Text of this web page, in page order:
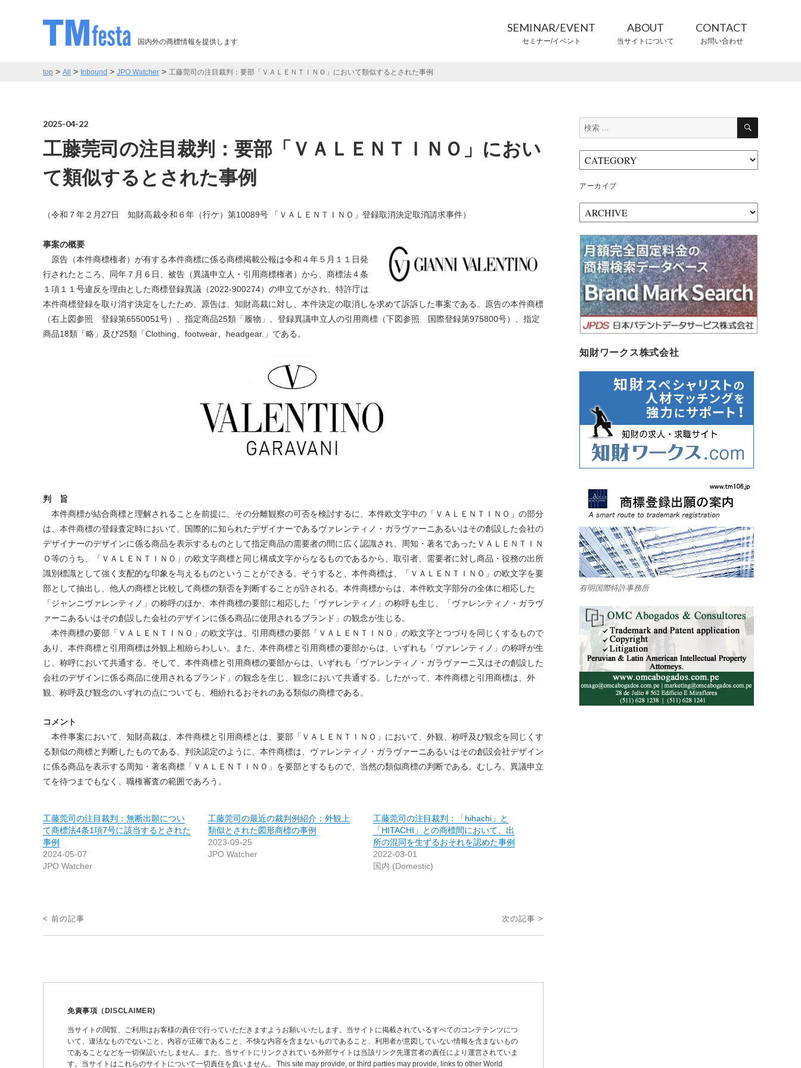
国内外の商標情報を提供します
SEMINAR/EVENT
セミナー/イベント
ABOUT
当サイトについて
CONTACT
お問い合わせ
top > All > Inbound > JPO Watcher > 工藤莞司の注目裁判：要部「ＶＡＬＥＮＴＩＮＯ」において類似するとされた事例
2025-04-22
工藤莞司の注目裁判：要部「ＶＡＬＥＮＴＩＮＯ」におい
て類似するとされた事例
（令和７年２月27日 知財高裁令和６年（行ケ）第10089号 「ＶＡＬＥＮＴＩＮＯ」登録取消決定取消請求事件）
事案の概要
原告（本件商標権者）が有する本件商標に係る商標掲載公報は令和４年５月１１日発
行されたところ、同年７月６日、被告（異議申立人・引用商標権者）から、商標法４条
１項１１号違反を理由とした商標登録異議（2022-900274）の申立てがされ、特許庁は
本件商標登録を取り消す決定をしたため、原告は、知財高裁に対し、本件決定の取消しを求めて訴訴した事案である。原告の本件商標
（右上図参照 登録第6550051号）、指定商品25類「履物」、登録異議申立人の引用商標（下図参照 国際登録第975800号）、指定
商品18類「略」及び25類「Clothing、footwear、headgear.」である。
判 旨
本件商標が結合商標と理解されることを前提に、その分離観察の可否を検討するに、本件欧文字中の「ＶＡＬＥＮＴＩＮＯ」の部分
は、本件商標の登録査定時において、国際的に知られたデザイナーであるヴァレンティノ・ガラヴァーニあるいはその創設した会社の
デザイナーのデザインに係る商品を表示するものとして指定商品の需要者の間に広く認識され、周知・著名であったＶＡＬＥＮＴＩＮ
Ｏ等のうち、「ＶＡＬＥＮＴＩＮＯ」の欧文字商標と同じ構成文字からなるものであるから、取引者、需要者に対し商品・役務の出所
識別標識として強く支配的な印象を与えるものということができる。そうすると、本件商標は、「ＶＡＬＥＮＴＩＮＯ」の欧文字を要
部として抽出し、他人の商標と比較して商標の類否を判断することが許される。本件商標からは、本件欧文字部分の全体に相応した
「ジャンニヴァレンティノ」の称呼のほか、本件商標の要部に相応した「ヴァレンティノ」の称呼も生じ、「ヴァレンティノ・ガラヴ
ァーニあるいはその創設した会社のデザインに係る商品に使用されるブランド」の観念が生じる。
本件商標の要部「ＶＡＬＥＮＴＩＮＯ」の欧文字は、引用商標の要部「ＶＡＬＥＮＴＩＮＯ」の欧文字とつづりを同じくするもので
あり、本件商標と引用商標は外観上相紛らわしい。また、本件商標と引用商標の要部からは、いずれも「ヴァレンティノ」の称呼が生
じ、称呼において共通する。そして、本件商標と引用商標の要部からは、いずれも「ヴァレンティノ・ガラヴァーニ又はその創設した
会社のデザインに係る商品に使用されるブランド」の観念を生じ、観念において共通する。したがって、本件商標と引用商標は、外
観、称呼及び観念のいずれの点についても、相紛れるおそれのある類似の商標である。
コメント
本件事案において、知財高裁は、本件商標と引用商標とは、要部「ＶＡＬＥＮＴＩＮＯ」において、外観、称呼及び観念を同じくす
る類似の商標と判断したものである。判決認定のように、本件商標は、ヴァレンティノ・ガラヴァーニあるいはその創設会社デザイン
に係る商品を表示する周知・著名商標「ＶＡＬＥＮＴＩＮＯ」を要部とするもので、当然の類似商標の判断である。むしろ、異議申立
てを待つまでもなく、職権審査の範囲であろう。
工藤莞司の注目裁判：無断出願につい
て商標法4条1項7号に該当するとされた
事例
2024-05-07
JPO Watcher
工藤莞司の最近の裁判例紹介：外観上
類似とされた図形商標の事例
2023-09-25
JPO Watcher
工藤莞司の注目裁判：「hihachi」と
「HITACHI」との商標間において、出
所の混同を生ずるおそれを認めた事例
2022-03-01
国内 (Domestic)
投
稿
< 前の記事 次の記事 >
免責事項（DISCLAIMER)
当サイトの閲覧、ご利用はお客様の責任で行っていただきますようお願いいたします。当サイトに掲載されているすべてのコンテテンツにつ
いて、違法なものでないこと、内容が正確であること、不快な内容を含まないものであること、利用者が意図していない情報を含まないもの
であることなどを一切保証いたしません。また、当サイトにリンクされている外部サイトは当該リンク先運営者の責任により運営されていま
す。当サイトはこれらのサイトについて一切責任を負いません。 This site may provide, or third parties may provide, links to other World
検
索:
検
アーカイブ
ー
カ
イ
ブ
知財ワークス株式会社
有明国際特許事務所